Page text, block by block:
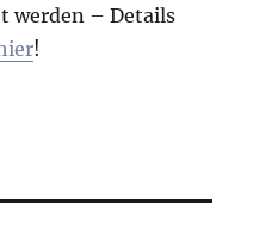
werden – Details
!